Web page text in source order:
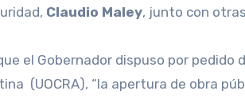
Claudio Maley, junto con
el Gobernador dispuso por pedido
(UOCRA), “la apertura de obra